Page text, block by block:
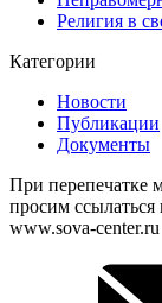
Религия в
Категории
Новости
Публикации
Документы
При перепечатке
просим
www.sova-center.ru